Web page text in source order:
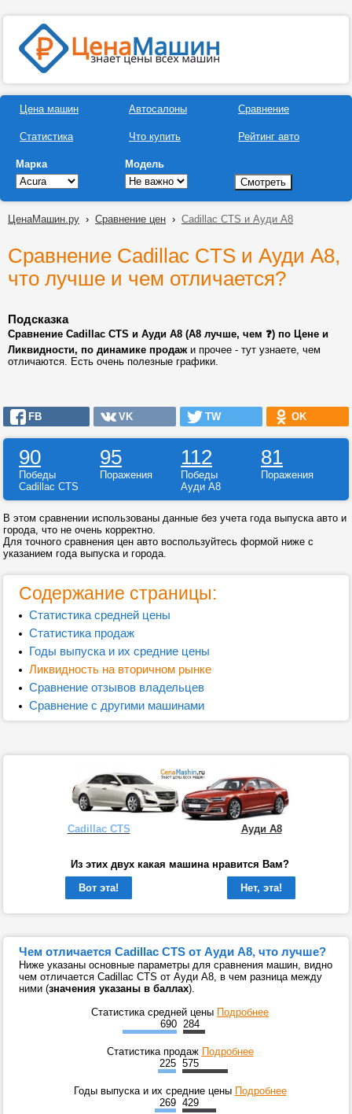
Цена машин
Статистика
Автосалоны
Что купить
Сравнение
Рейтинг авто
Марка Модель
ЦенаМашин.ру › Сравнение цен › Cadillac CTS и Ауди А8
Сравнение Cadillac CTS и Ауди А8,
что лучше и чем отличается?
Подсказка
Сравнение Cadillac CTS и Ауди А8 (А8 лучше, чем ❓) по Цене и
Ликвидности, по динамике продажи прочее - тут узнаете, чем
отличаются. Есть очень полезные графики.
FB VK TW OK
90 95 112 81
Победы Поражения Победы
Поражения
Cadillac CTS
Ауди А8
В этом сравнении использованы данные без учета года выпуска авто и
города, что не очень корректно.
Для точного сравнения цен авто воспользуйтесь формой ниже с
указанием года выпуска и города.
Содержание страницы:
Статистика средней цены
Статистика продаж
Годы выпуска и их средние цены
Ликвидность на вторичном рынке
Сравнение отзывов владельцев
Сравнение с другими машинами
Cadillac CTS Ауди А8
Из этих двух какая машина нравится Вам?
Вот эта!
Нет, эта!
Чем отличается Cadillac CTS от Ауди А8, что лучше?
Ниже указаны основные параметры для сравнения машин, видно
чем отличается Cadillac CTS от Ауди А8, в чем разница между
ними (значения указаны в баллах).
Статистика средней цены Подробнее
690 284
Статистика продаж Подробнее
225 575
Годы выпуска и их средние цены Подробнее
269 429